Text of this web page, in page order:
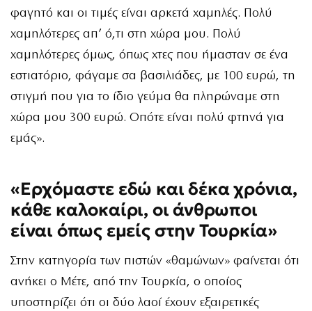
φαγητό και οι τιμές είναι αρκετά χαμηλές. Πολύ
χαμηλότερες απ’ ό,τι στη χώρα μου. Πολύ
χαμηλότερες όμως, όπως χτες που ήμασταν σε ένα
εστιατόριο, φάγαμε σα βασιλιάδες, με 100 ευρώ, τη
στιγμή που για το ίδιο γεύμα θα πληρώναμε στη
χώρα μου 300 ευρώ. Οπότε είναι πολύ φτηνά για
εμάς».
«Ερχόμαστε εδώ και δέκα χρόνια,
κάθε καλοκαίρι, οι άνθρωποι
είναι όπως εμείς στην Τουρκία»
Στην κατηγορία των πιστών «θαμώνων» φαίνεται ότι
ανήκει ο Μέτε, από την Τουρκία, ο οποίος
υποστηρίζει ότι οι δύο λαοί έχουν εξαιρετικές